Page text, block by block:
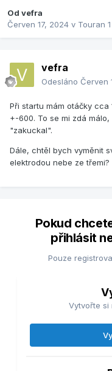
Od vefra
Červen 17, 2024 v Touran 1
vefra
Odesláno Červen
Při startu mám otáčky cca
+-600. To se mi zdá
"zakuckal".
Dále, chtěl bych vyměnit
elektrodou nebe ze třemi?
Pokud
přihlásit
Pouze
Vytvořte si